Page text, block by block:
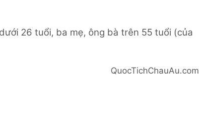
26 tuổi, ba mẹ, ông bà trên 55 tuổi (của
QuocTichChauAu.com